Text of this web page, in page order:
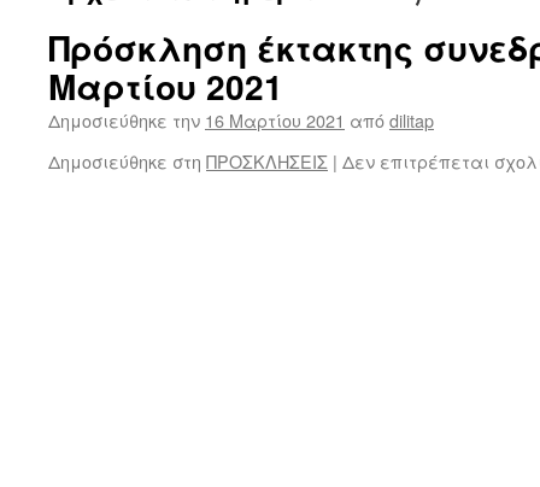
Πρόσκληση έκτακτης
Μαρτίου 2021
Δημοσιεύθηκε την 16 Μαρτίου 2021 απόdilitap
Δημοσιεύθηκε στη ΠΡΟΣΚΛΗΣΕΙΣ | Δεν επιτρέπεται